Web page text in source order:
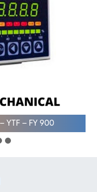
YTF – FY 900